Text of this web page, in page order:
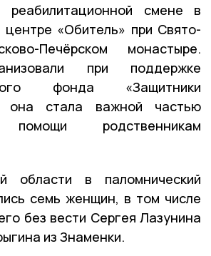
реабилитационной смене в
центре «Обитель» при Свято-
Печёрском монастыре.
при поддержке
фонда «Защитники
она стала важной частью
помощи родственникам
области в паломнический
семь женщин, в том числе
без вести Сергея Лазунина
из Знаменки.